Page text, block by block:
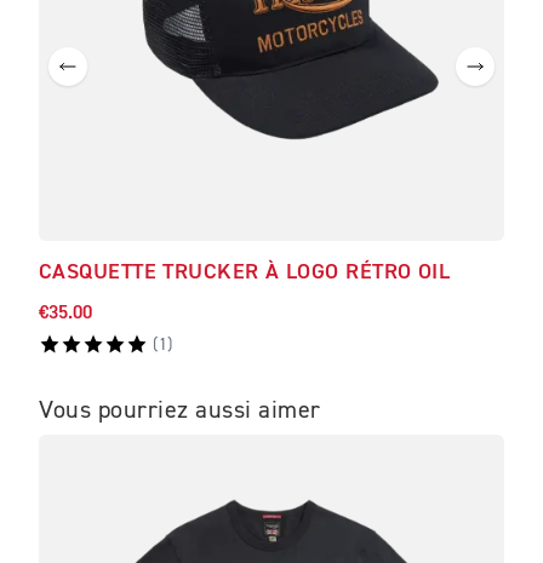
CASQUETTE TRUCKER À LOGO RÉTRO OIL
€35.00
( 1 )
Vous pourriez aussi aimer